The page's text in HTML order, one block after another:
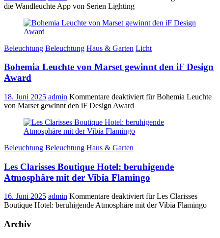
die Wandleuchte App von Serien Lighting
Beleuchtung Beleuchtung Haus & Garten Licht
Bohemia Leuchte von Marset gewinnt den iF Design
Award
18. Juni 2025 admin Kommentare deaktiviert für Bohemia Leuchte
von Marset gewinnt den iF Design Award
Beleuchtung Beleuchtung Haus & Garten
Les Clarisses Boutique Hotel: beruhigende
Atmosphäre mit der Vibia Flamingo
16. Juni 2025 admin Kommentare deaktiviert für Les Clarisses
Boutique Hotel: beruhigende Atmosphäre mit der Vibia Flamingo
Archiv